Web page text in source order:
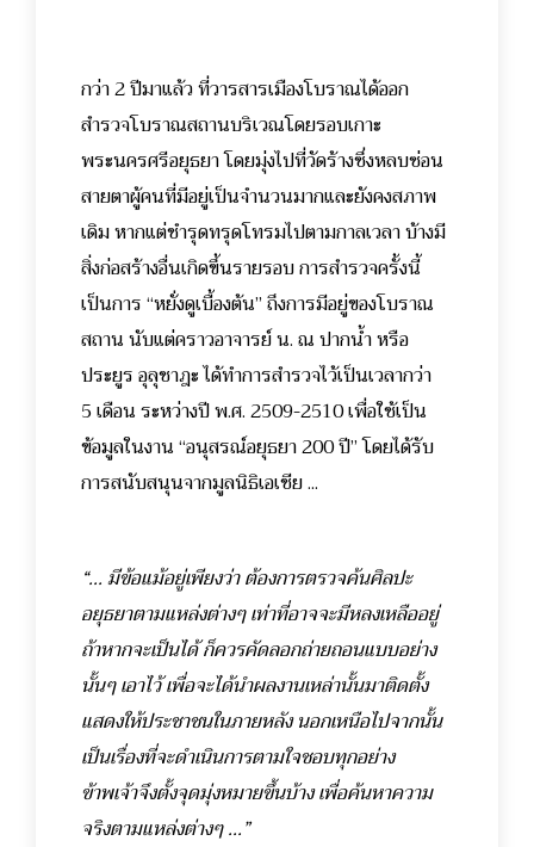
กว่า 2 ปีมาแล้ว ที่วารสารเมืองโบราณได้ออก
สำรวจโบราณสถานบริเวณโดยรอบเกาะ
พระนครศรีอยุธยา โดยมุ่งไปที่วัดร้างซึ่งหลบซ่อน
สายตาผู้คนที่มีอยู่เป็นจำนวนมากและยังคงสภาพ
เดิม หากแต่ชำรุดทรุดโทรมไปตามกาลเวลา บ้างมี
สิ่งก่อสร้างอื่นเกิดขึ้นรายรอบ การสำรวจครั้งนี้
เป็นการ “หยั่งดูเบื้องต้น” ถึงการมีอยู่ของโบราณ
สถาน นับแต่คราวอาจารย์ น. ณ ปากน้ำ หรือ
ประยูร อุลุชาฎะ ได้ทำการสำรวจไว้เป็นเวลากว่า
5 เดือน ระหว่างปี พ.ศ. 2509-2510 เพื่อใช้เป็น
ข้อมูลในงาน “อนุสรณ์อยุธยา 200 ปี” โดยได้รับ
การสนับสนุนจากมูลนิธิเอเชีย ...
“... มีข้อแม้อยู่เพียงว่า ต้องการตรวจค้นศิลปะ
อยุธยาตามแหล่งต่างๆ เท่าที่อาจจะมีหลงเหลืออยู่
ถ้าหากจะเป็นได้ ก็ควรคัดลอกถ่ายถอนแบบอย่าง
นั้นๆ เอาไว้ เพื่อจะได้นำผลงานเหล่านั้นมาติดตั้ง
แสดงให้ประชาชนในภายหลัง นอกเหนือไปจากนั้น
เป็นเรื่องที่จะดำเนินการตามใจชอบทุกอย่าง
ข้าพเจ้าจึงตั้งจุดมุ่งหมายขึ้นบ้าง เพื่อค้นหาความ
จริงตามแหล่งต่างๆ ...”